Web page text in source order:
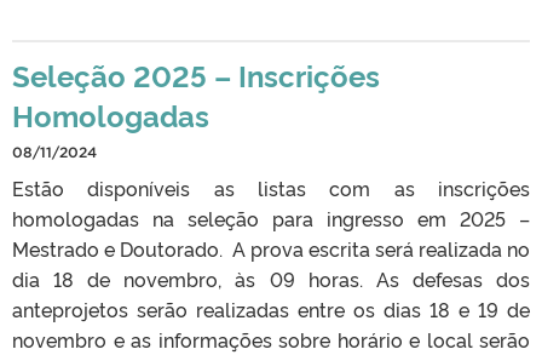
Seleção 2025 – Inscrições
Homologadas
08/11/2024
Estão disponíveis as listas com as inscrições
homologadas na seleção para ingresso em 2025 –
Mestrado e Doutorado. A prova escrita será realizada no
dia 18 de novembro, às 09 horas. As defesas dos
anteprojetos serão realizadas entre os dias 18 e 19 de
novembro e as informações sobre horário e local serão